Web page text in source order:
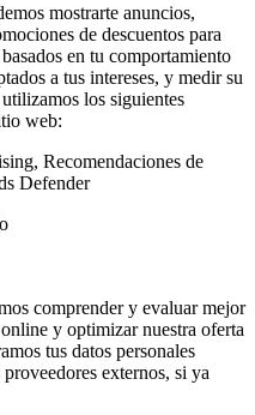
mostrarte anuncios,
de descuentos para
en tu comportamiento
a tus intereses, y medir su
los siguientes
web:
Recomendaciones de
Defender
comprender y evaluar mejor
y optimizar nuestra oferta
tus datos personales
externos, si ya